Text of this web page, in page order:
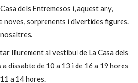
dels Entremesos i, aquest any,
noves, sorprenents i divertides figures.
lliurement al vestíbul de La Casa dels
dissabte de 10 a 13 i de 16 a 19 hores
a 14 hores.